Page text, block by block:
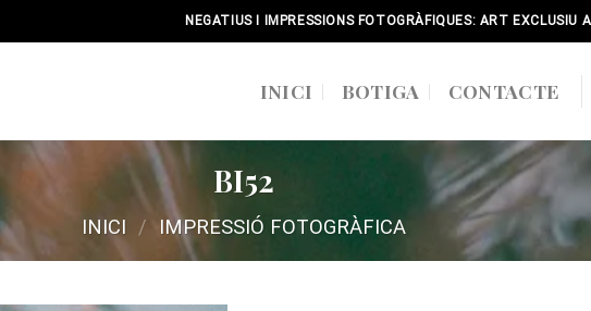
NEGATIUS I IMPRESSIONS FOTOGRÀFIQUES: ART EXCLUSIU
INICI BOTIGA CONTACTE
BI52
INICI / IMPRESSIÓ FOTOGRÀFICA